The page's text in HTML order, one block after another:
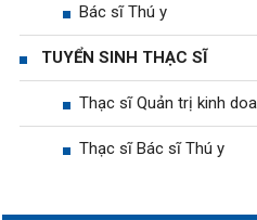
Bác sĩ Thú y
TUYỂN SINH THẠC SĨ
Thạc sĩ Quản trị kinh
Thạc sĩ Bác sĩ Thú y